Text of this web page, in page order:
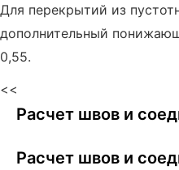
Для перекрытий из
дополнительный
0,55.
<<
Расчет швов и
Расчет швов и